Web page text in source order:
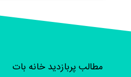
مطالب پربازدید خانه بات